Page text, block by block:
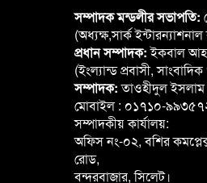
সম্পাদক মন্ডলীর সভাপতি:
(অধ্যক্ষ,সার্ক
প্রধান সম্পাদক:ইকবাল
(ইংল্যান্ড প্রবাসী,
সম্পাদক:তাওহীদুল ইসলাম
মোবাইল : ০১৭১০-
সম্পাদকীয় কার্যালয়:
অফিস নং-০২, বশির
রোড,
বন্দরবাজার, সিলেট।